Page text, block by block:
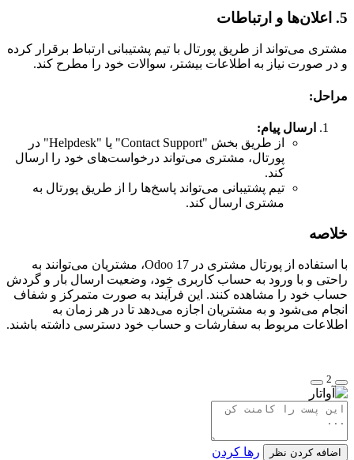
5. اعلان‌ها و ارتباطات
مشتری می‌تواند از طریق پورتال با تیم پشتیبانی ارتباط برقرار کرده
و در صورت نیاز به اطلاعات بیشتر، سوالات خود را مطرح کند.
مراحل:
ارسال پیام:
از طریق بخش "Contact Support" یا "Helpdesk" در
پورتال، مشتری می‌تواند درخواست‌های خود را ارسال
کند.
تیم پشتیبانی می‌تواند پاسخ‌ها را از طریق پورتال به
مشتری ارسال کند.
خلاصه
با استفاده از پورتال مشتری در Odoo 17، مشتریان می‌توانند به
راحتی و با ورود به حساب کاربری خود، وضعیت ارسال بار و گردش
حساب خود را مشاهده کنند. این فرآیند به صورت متمرکز و شفاف
انجام می‌شود و به مشتریان اجازه می‌دهد تا در هر زمان به
اطلاعات مربوط به سفارشات و حساب خود دسترسی داشته باشند.
2
اضافه کردن نظر رها کردن